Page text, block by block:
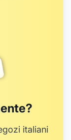
italiani